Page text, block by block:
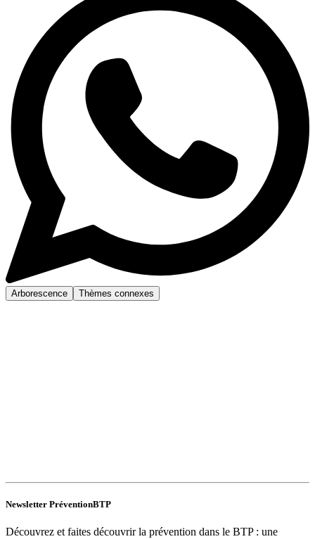
Arborescence Thèmes connexes
Newsletter PréventionBTP
Découvrez et faites découvrir la prévention dans le BTP : une